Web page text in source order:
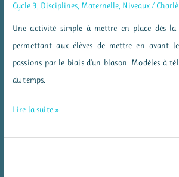
Cycle 3, Disciplines, Maternelle, Niveaux/
Une activité simple à mettre en place dès la
permettant aux élèves de mettre en avant
passions par le biais d’un blason. Modèles à
du temps.
Mon
Lire la suite »